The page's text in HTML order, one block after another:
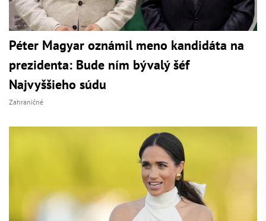
Péter Magyar oznámil meno kandidáta na
prezidenta: Bude ním bývalý šéf
Najvyššieho súdu
Zahraničné